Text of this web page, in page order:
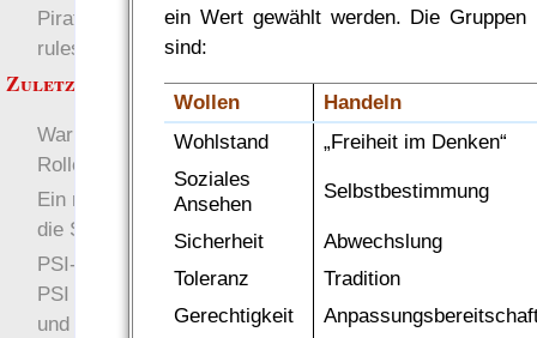
ein Wert gewählt werden. Die Gruppen
sind:
Wollen
Handeln
Wohlstand
„Freiheit im Denken“
Soziales
Ansehen
Selbstbestimmung
Sicherheit
Abwechslung
Toleranz
Tradition
Gerechtigkeit
Pirate Party Flyerbook
rules
Zuletzt angezeigt:
Warum noch ein
Rollenspiel-System?
Ein neues Repository für
die Spieldaten des EWS
PSI- Verteidigung: Anti-
PSI für den Psioniker
und Nicht-Psioniker